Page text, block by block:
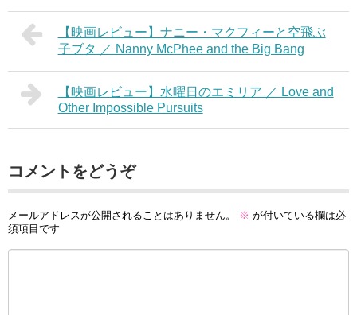
【映画レビュー】ナニー・マクフィーと空飛ぶ
子ブタ ／ Nanny McPhee and the Big Bang
【映画レビュー】水曜日のエミリア ／ Love and
Other Impossible Pursuits
コメントをどうぞ
メールアドレスが公開されることはありません。 ※ が付いている欄は必
須項目です